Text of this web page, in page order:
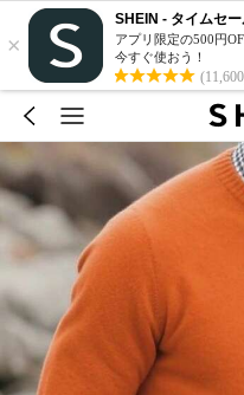
×
SHEIN - タイムセ
アプリ限定の500円
今すぐ使おう！